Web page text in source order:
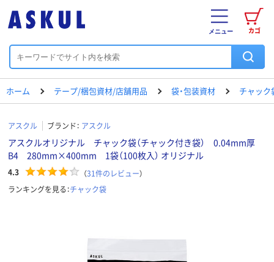
カゴ
メニュー
ホーム テープ/梱包資材/店舗用品 袋・包装資材 チャック
アスクル ブランド： アスクル
アスクルオリジナル チャック袋（チャック付き袋） 0.04mm厚
B4 280mm×400mm 1袋（100枚入） オリジナル
4.3 （31件のレビュー）
ランキングを見る：チャック袋